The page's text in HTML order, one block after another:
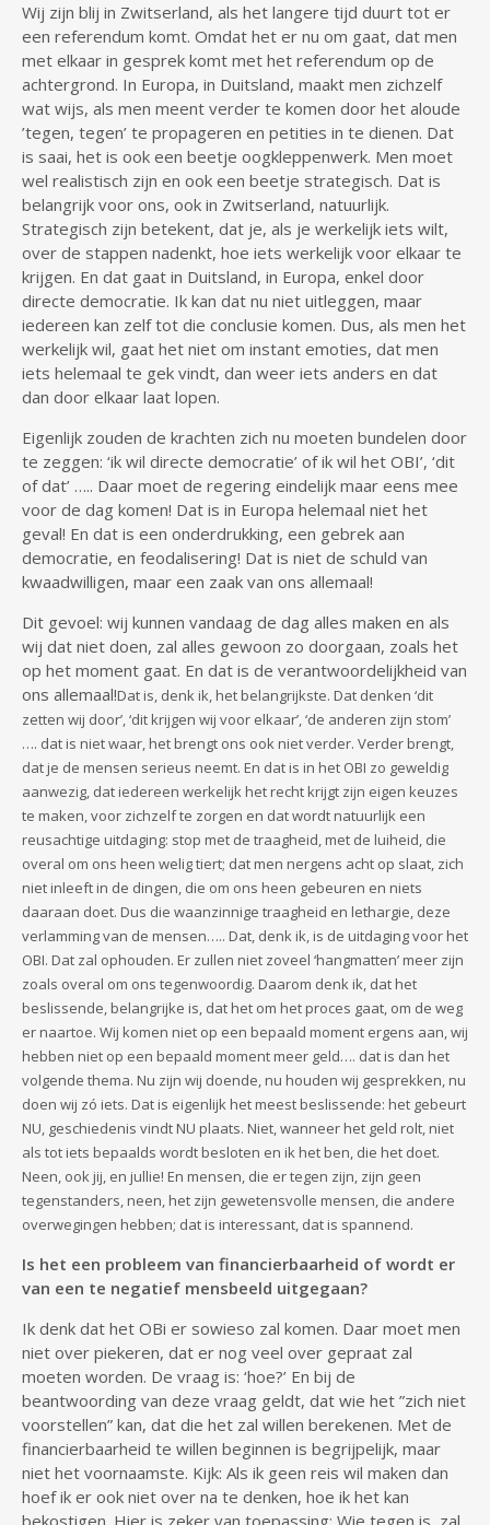
Wij zijn blij in Zwitserland, als het langere tijd duurt tot er
een referendum komt. Omdat het er nu om gaat, dat men
met elkaar in gesprek komt met het referendum op de
achtergrond. In Europa, in Duitsland, maakt men zichzelf
wat wijs, als men meent verder te komen door het aloude
’tegen, tegen’ te propageren en petities in te dienen. Dat
is saai, het is ook een beetje oogkleppenwerk. Men moet
wel realistisch zijn en ook een beetje strategisch. Dat is
belangrijk voor ons, ook in Zwitserland, natuurlijk.
Strategisch zijn betekent, dat je, als je werkelijk iets wilt,
over de stappen nadenkt, hoe iets werkelijk voor elkaar te
krijgen. En dat gaat in Duitsland, in Europa, enkel door
directe democratie. Ik kan dat nu niet uitleggen, maar
iedereen kan zelf tot die conclusie komen. Dus, als men het
werkelijk wil, gaat het niet om instant emoties, dat men
iets helemaal te gek vindt, dan weer iets anders en dat
dan door elkaar laat lopen.
Eigenlijk zouden de krachten zich nu moeten bundelen door
te zeggen: ‘ik wil directe democratie’ of ik wil het OBI’, ‘dit
of dat’ ….. Daar moet de regering eindelijk maar eens mee
voor de dag komen! Dat is in Europa helemaal niet het
geval! En dat is een onderdrukking, een gebrek aan
democratie, en feodalisering! Dat is niet de schuld van
kwaadwilligen, maar een zaak van ons allemaal!
Dit gevoel: wij kunnen vandaag de dag alles maken en als
wij dat niet doen, zal alles gewoon zo doorgaan, zoals het
op het moment gaat. En dat is de verantwoordelijkheid van
ons allemaal!Dat is, denk ik, het belangrijkste. Dat denken ‘dit
zetten wij door’, ‘dit krijgen wij voor elkaar’, ‘de anderen zijn stom’
…. dat is niet waar, het brengt ons ook niet verder. Verder brengt,
dat je de mensen serieus neemt. En dat is in het OBI zo geweldig
aanwezig, dat iedereen werkelijk het recht krijgt zijn eigen keuzes
te maken, voor zichzelf te zorgen en dat wordt natuurlijk een
reusachtige uitdaging: stop met de traagheid, met de luiheid, die
overal om ons heen welig tiert; dat men nergens acht op slaat, zich
niet inleeft in de dingen, die om ons heen gebeuren en niets
daaraan doet. Dus die waanzinnige traagheid en lethargie, deze
verlamming van de mensen….. Dat, denk ik, is de uitdaging voor het
OBI. Dat zal ophouden. Er zullen niet zoveel ‘hangmatten’ meer zijn
zoals overal om ons tegenwoordig. Daarom denk ik, dat het
beslissende, belangrijke is, dat het om het proces gaat, om de weg
er naartoe. Wij komen niet op een bepaald moment ergens aan, wij
hebben niet op een bepaald moment meer geld…. dat is dan het
volgende thema. Nu zijn wij doende, nu houden wij gesprekken, nu
doen wij zó iets. Dat is eigenlijk het meest beslissende: het gebeurt
NU, geschiedenis vindt NU plaats. Niet, wanneer het geld rolt, niet
als tot iets bepaalds wordt besloten en ik het ben, die het doet.
Neen, ook jij, en jullie! En mensen, die er tegen zijn, zijn geen
tegenstanders, neen, het zijn gewetensvolle mensen, die andere
overwegingen hebben; dat is interessant, dat is spannend.
Is het een probleem van financierbaarheid of wordt er
van een te negatief mensbeeld uitgegaan?
Ik denk dat het OBi er sowieso zal komen. Daar moet men
niet over piekeren, dat er nog veel over gepraat zal
moeten worden. De vraag is: ‘hoe?’ En bij de
beantwoording van deze vraag geldt, dat wie het ”zich niet
voorstellen” kan, dat die het zal willen berekenen. Met de
financierbaarheid te willen beginnen is begrijpelijk, maar
niet het voornaamste. Kijk: Als ik geen reis wil maken dan
hoef ik er ook niet over na te denken, hoe ik het kan